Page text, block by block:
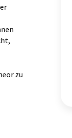
zu